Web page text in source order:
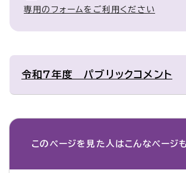
専用のフォームをご利用ください
令和7年度 パブリックコメント
このページを見た人は こんなページ